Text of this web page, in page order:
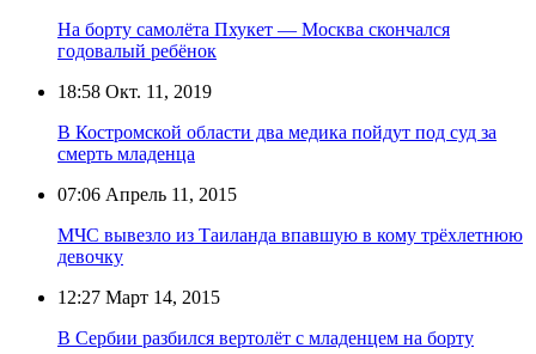
На борту самолёта Пхукет — Москва скончался
годовалый ребёнок
18:58 Окт. 11, 2019
В Костромской области два медика пойдут под суд за
смерть младенца
07:06 Апрель 11, 2015
МЧС вывезло из Таиланда впавшую в кому трёхлетнюю
девочку
12:27 Март 14, 2015
В Сербии разбился вертолёт с младенцем на борту